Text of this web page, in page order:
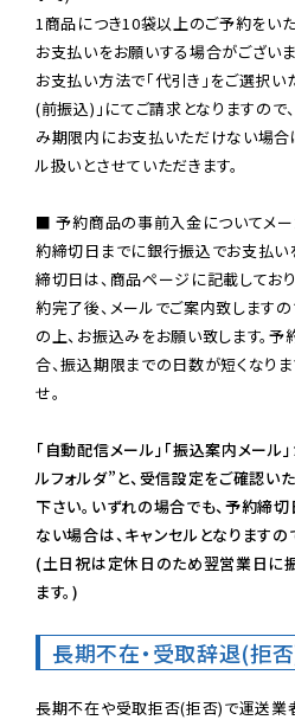
1商品につき10袋以上のご予約をい
お支払いをお願いする場合がございま
お支払い方法で「代引き」をご選択い
(前振込)」にてご請求となりますので
み期限内にお支払いただけない場合
ル扱いとさせていただきます。
■ 予約商品の事前入金についてメ
約締切日までに銀行振込でお支払い
締切日は、商品ページに記載してお
約完了後、メールでご案内致します
の上、お振込みをお願い致します。
合、振込期限までの日数が短くなり
せ。
「自動配信メール」「振込案内メール
ルフォルダ”と、受信設定をご確認い
下さい。いずれの場合でも、予約締
ない場合は、キャンセルとなりますの
(土日祝は定休日のため翌営業日に
ます。)
長期不在・受取辞退(拒
長期不在や受取拒否(拒否)で運送業